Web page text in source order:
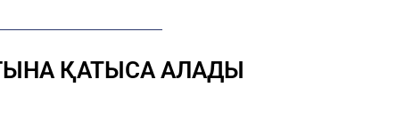
ҚАТЫСА АЛАДЫ